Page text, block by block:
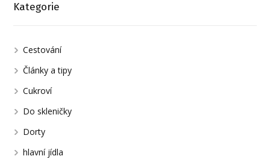
Kategorie
Cestování
Články a tipy
Cukroví
Do skleničky
Dorty
hlavní jídla